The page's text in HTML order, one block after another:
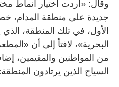
وقال: «أردت اختيار أنماط
جديدة على منطقة المدام،
الأول، في تلك المنطقة،
البحرية»، لافتاً إلى أن
من المواطنين والمقيمين،
السياح الذين يرتادون